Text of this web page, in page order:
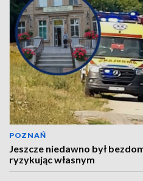
POZNAŃ
Jeszcze niedawno był
ryzykując własnym